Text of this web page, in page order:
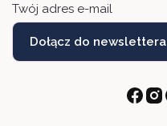
Twój adres e-mail
Dołącz do newslettera